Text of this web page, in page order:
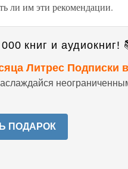
ли им эти рекомендации.
книг и аудиокниг!
Литрес Подписки в
ПОДАРОК